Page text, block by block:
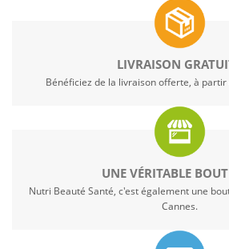
LIVRAISON
Bénéficiez de la livraison offerte, à
UNE VÉRITABLE
Nutri Beauté Santé, c'est également une
Cannes.